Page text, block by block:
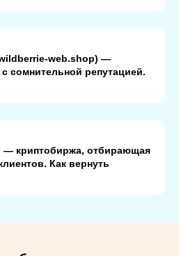
web.shop) —
сомнительной репутацией.
— криптобиржа, отбирающая
Как вернуть